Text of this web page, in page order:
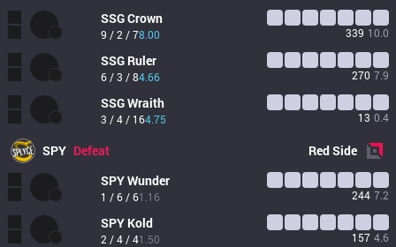
SSGCrown
9 / 2 / 78.00 339 10.0
SSG Ruler
6 / 3 / 84.66 270 7.9
SSGWraith
3 / 4 / 164.75 13 0.4
SPY Defeat RedSide
SPYWunder
1 / 6 / 61.16 244 7.2
SPY Kold
2 / 4 / 41.50 157 4.6